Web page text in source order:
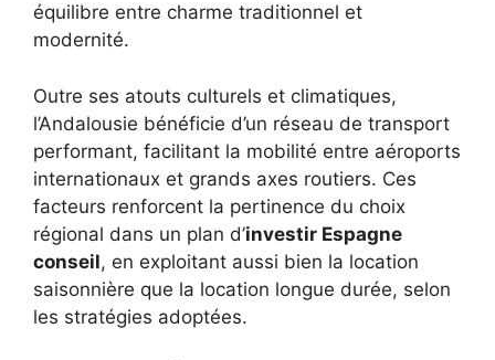
équilibre entre charme traditionnel et
modernité.
Outre ses atouts culturels et climatiques,
l’Andalousie bénéficie d’un réseau de transport
performant, facilitant la mobilité entre aéroports
internationaux et grands axes routiers. Ces
facteurs renforcent la pertinence du choix
régional dans un plan d’investir Espagne
conseil, en exploitant aussi bien la location
saisonnière que la location longue durée, selon
les stratégies adoptées.